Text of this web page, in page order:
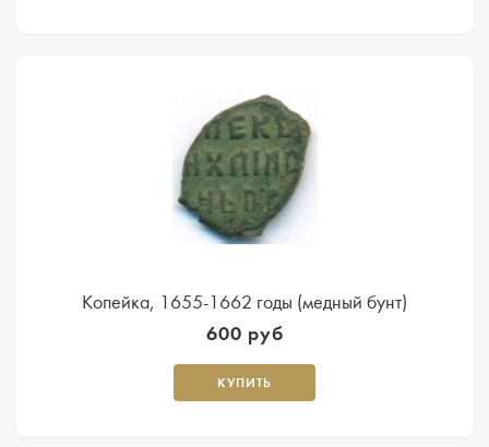
Копейка, 1655-1662 годы (медный бунт)
600 руб
КУПИТЬ